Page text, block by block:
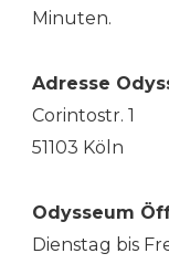
Minuten.
Adresse
Corintostr. 1
51103 Köln
Odysseum
Dienstag bis